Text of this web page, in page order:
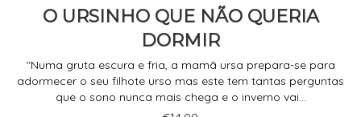
O URSINHO QUE NÃO QUERIA
DORMIR
"Numa gruta escura e fria, a mamã ursa prepara-se para
adormecer o seu filhote urso mas este tem tantas perguntas
que o sono nunca mais chega e o inverno vai...